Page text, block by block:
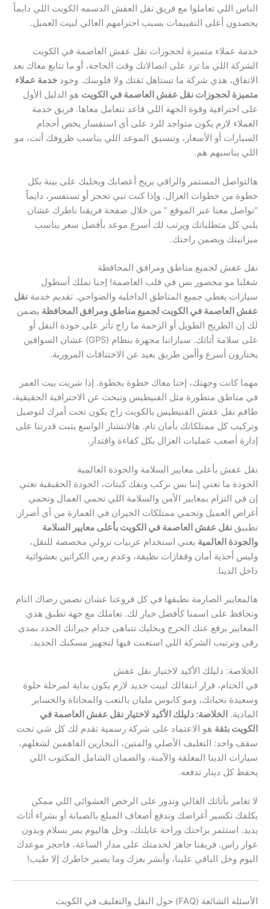
الناس اللي تعاملوا مع فريق نقل العفش الدسمه الكويت اللي دايماً
يحصدون أعلى التقييمات بسبب احترامهم العالي لبيت العميل.
خدمة عملاء متميزة لحجوزات نقل عفش العاصمة في الكويت
الشركة اللي ما ترد على اتصالاتك وقت الحاجة، أو ما تتابع معاك بعد
الاتفاق، هذي شركة ما تستاهل ثقتك ولا فلوسك. وجود خدمة عملاء
متميزة لحجوزات نقل عفش العاصمة في الكويت هو الدليل الأول
على احترافية وقوة الجهة اللي قاعد تتعامل معاها. فريق خدمة
العملاء لازم يكون متواجد للرد على أي استفسار يخص أحجام
السيارات أو الأسعار، وتنسيق الموعد اللي يناسب ظروفك أنت، مو
اللي يناسبهم هم.
هالتواصل المستمر والراقي يريح أعصابك ويخليك على بينة بكل
خطوة من خطوات العزال. وإذا كنت تبي تحجز أو تستفسر، دايماً
“تواصل معنا عبر الموقع ” من خلال صفحة فريقنا ناطرك عشان
يلبي كل متطلباتك ويرتب لك أسرع موعد بأفضل سعر يناسب
ميزانيتك ويضمن راحتك.
نقل عفش لجميع مناطق ومرافق المحافظة
شغلنا مو محصور بس في قلب العاصمة! إحنا نملك أسطول
سيارات يغطي جميع المناطق الداخلية والضواحي. تقديم خدمة نقل
عفش العاصمة في الكويت لجميع مناطق ومرافق المحافظة يضمن
لك إن الطريج الطويل أو الزحمة ما راح تأثر على جودة النقل أو
على سلامة أثاثك. سياراتنا مجهزة بنظام (GPS) عشان السواقين
يختارون أسرع وأأمن طريق بعيد عن الاختناقات المرورية.
مهما كانت وجهتك، إحنا معاك خطوة بخطوة. إذا شريت بيت العمر
في مناطق متطورة مثل الفنيطيس وتبحث عن الاحترافية الحقيقية،
طاقم نقل عفش الفنيطيس بالكويت راح يكون تحت أمرك لتوصيل
وتركيب كل ممتلكاتك بأمان تام. هالانتشار الواسع يثبت قدرتنا على
إدارة أصعب عمليات العزال بكل كفاءة واقتدار.
نقل عفش بأعلى معايير السلامة والجودة العالمية
الجودة ما تعني إننا بس نركب ونفك كبتات، الجودة الحقيقية تعني
إن في التزام بمعايير الأمن والسلامة اللي تحمي العمال وتحمي
أغراض العميل وتحمي ممتلكات الجيران في العمارة من أي أضرار.
تطبيق نقل عفش العاصمة في الكويت بأعلى معايير السلامة
والجودة العالمية يعني استخدام عربيات ترولي مخصصة للنقل،
ولبس أحذية أمان وقفازات نظيفة، وعدم رمي الكراتين بعشوائية
داخل الدينا.
هالمعايير الصارمة نطبقها في كل فروعنا عشان نضمن رضاك التام
ونحافظ على اسمنا كأفضل خيار لك. تعاملك مع جهة تطبق هذي
المعايير يرفع عنك الحرج ويخليك تتباهى جدام جيرانك الجدد بمدى
رقي وترتيب الشركة اللي استعنت فيها لتجهيز مسكنك الجديد.
الخلاصة: دليلك الأكيد لاختيار نقل عفش
في الختام، قرار انتقالك لبيت جديد لازم يكون بداية لمرحلة حلوة
وسعيدة بحياتك، ومو كابوس مليان بالتعب والمحاتاة والخساير
المادية. الخلاصة: دليلك الأكيد لاختيار نقل عفش العاصمة في
الكويت بثقة هو الاعتماد على شركة رسمية تقدم لك كل شي تحت
سقف واحد: التغليف الأصلي والمتين، النجارين الفاهمين لشغلهم،
سيارات الدينا المغلقة والآمنة، والضمان الشامل المكتوب اللي
يحفظ كل دينار تدفعه.
لا تغامر بأثاثك الغالي وتدور على الرخص العشوائي اللي ممكن
يكلفك تكسير أغراضك وتدفع أضعاف المبلغ بالصيانة أو بشراء أثاث
يديد. استثمر براحتك وراحة عايلتك، وخل هاليوم يمر بسلام وبدون
عوار راس. فريقنا جاهز لخدمتك على مدار الساعة، فاحجز موعدك
اليوم وخل الباقي علينا، وأبشر بعزك وما يصير خاطرك إلا طيب!
الأسئلة الشائعة (FAQ) حول النقل والتغليف في الكويت